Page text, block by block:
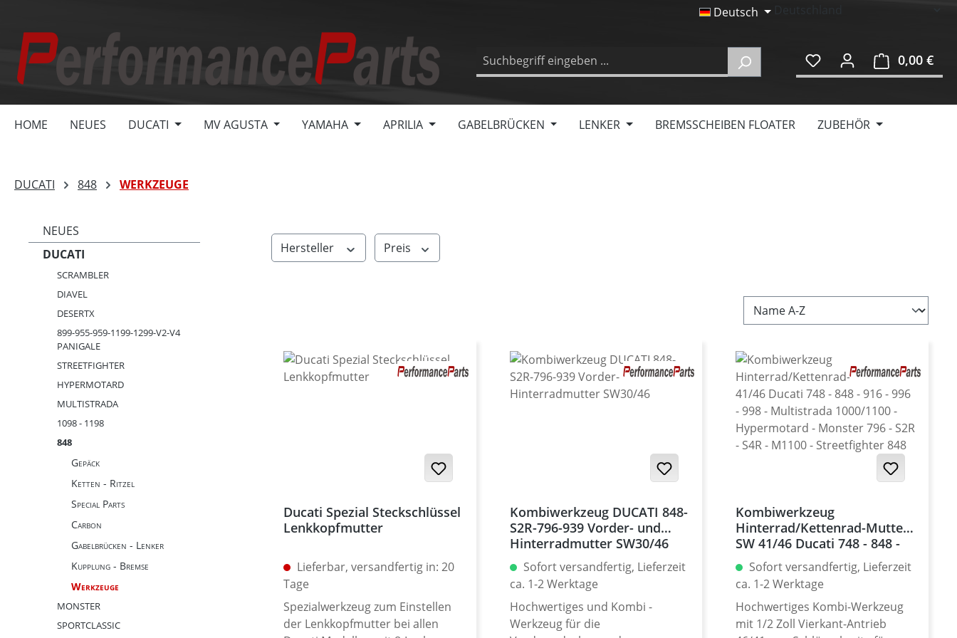
Deutsch
0,00 €
HOME NEUES DUCATI MV AGUSTA YAMAHA APRILIA GABELBRÜCKEN LENKER BREMSSCHEIBEN FLOATER ZUBEHÖR
DUCATI 848 WERKZEUGE
NEUES
DUCATI
SCRAMBLER
DIAVEL
DESERTX
899-955-959-1199-1299-V2-V4
PANIGALE
STREETFIGHTER
HYPERMOTARD
MULTISTRADA
1098 - 1198
848
Gepäck
Ketten - Ritzel
Special Parts
Carbon
Gabelbrücken - Lenker
Kupplung - Bremse
Werkzeuge
MONSTER
SPORTCLASSIC
Hersteller Preis
Ducati Spezial Steckschlüssel
Lenkkopfmutter
Lieferbar, versandfertig in: 20
Tage
Spezialwerkzeug zum Einstellen
der Lenkkopfmutter bei allen
Kombiwerkzeug DUCATI 848-
S2R-796-939 Vorder- und
Hinterradmutter SW30/46
Sofort versandfertig, Lieferzeit
ca. 1-2 Werktage
Hochwertiges und Kombi -
Werkzeug für die
Kombiwerkzeug
Hinterrad/Kettenrad-Mutter
SW 41/46 Ducati 748 - 848 -
916 - 996 - 998 - Multistrada
1000/1100 - Hypermotard -
Monster 796 - S2R - S4R -
M1100 - Streetfighter 848
Sofort versandfertig, Lieferzeit
ca. 1-2 Werktage
Hochwertiges Kombi-Werkzeug
mit 1/2 Zoll Vierkant-Antrieb